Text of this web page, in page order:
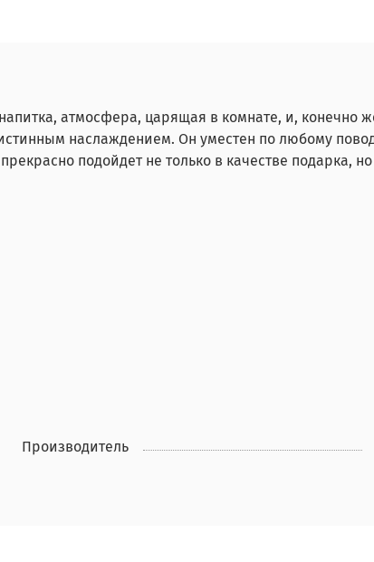
атмосфера, царящая в комнате, и, конечно
наслаждением. Он уместен по любому
подойдет не только в качестве подарка,
Производитель